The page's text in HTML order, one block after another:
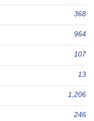
368
964
107
13
1,206
246